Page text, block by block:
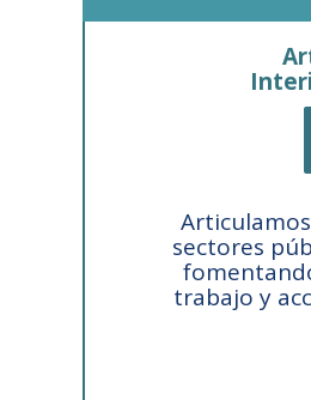
sectores
trabajo y